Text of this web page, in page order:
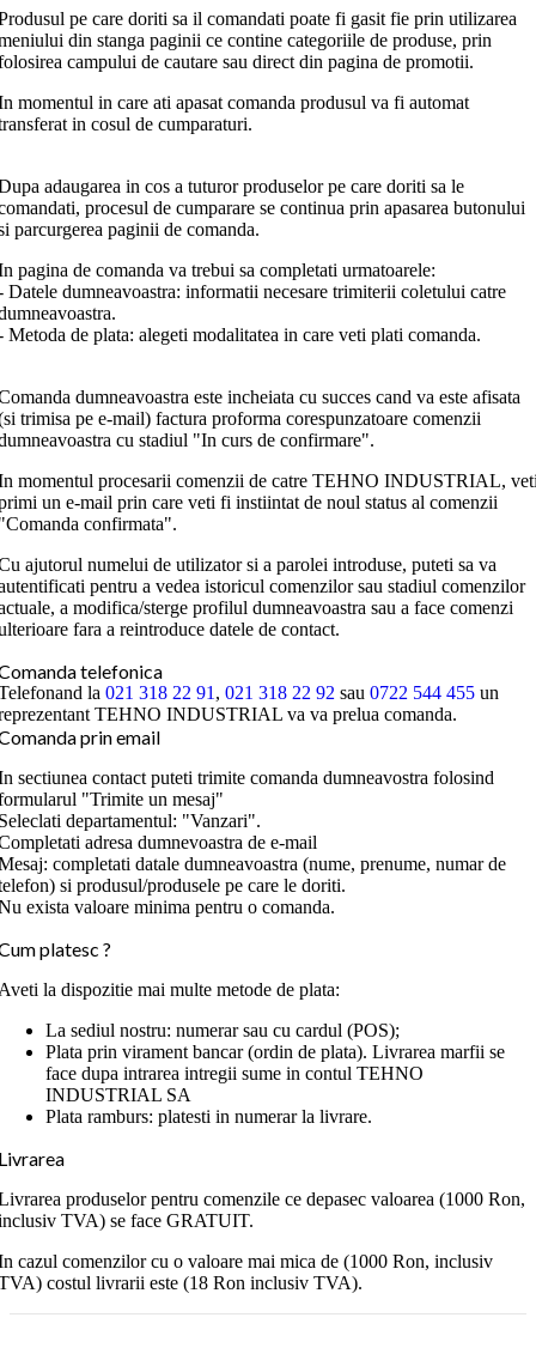
pe care doriti sa il comandati poate fi gasit fie prin utilizarea
din stanga paginii ce contine categoriile de produse, prin
campului de cautare sau direct din pagina de promotii.
momentul in care ati apasat comanda produsul va fi automat
in cosul de cumparaturi.
adaugarea in cos a tuturor produselor pe care doriti sa le
procesul de cumparare se continua prin apasarea butonului
parcurgerea paginii de comanda.
pagina de comanda va trebui sa completati urmatoarele:
Datele dumneavoastra: informatii necesare trimiterii coletului catre
Metoda de plata: alegeti modalitatea in care veti plati comanda.
dumneavoastra este incheiata cu succes cand va este afisata
trimisa pe e-mail) factura proforma corespunzatoare comenzii
cu stadiul "In curs de confirmare".
momentul procesarii comenzii de catre TEHNO INDUSTRIAL,
un e-mail prin care veti fi instiintat de noul status al comenzii
confirmata".
ajutorul numelui de utilizator si a parolei introduse, puteti sa va
pentru a vedea istoricul comenzilor sau stadiul comenzilor
a modifica/sterge profilul dumneavoastra sau a face comenzi
fara a reintroduce datele de contact.
telefonica
la 021 318 22 91 , 021 318 22 92 sau 0722 544 455 un
TEHNO INDUSTRIAL va va prelua comanda.
prin email
sectiunea contact puteti trimite comanda dumneavostra folosind
"Trimite un mesaj"
departamentul: "Vanzari".
adresa dumnevoastra de e-mail
completati datale dumneavoastra (nume, prenume, numar de
si produsul/produsele pe care le doriti.
exista valoare minima pentru o comanda.
platesc ?
la dispozitie mai multe metode de plata:
La sediul nostru: numerar sau cu cardul (POS);
Plata prin virament bancar (ordin de plata). Livrarea marfii se
face dupa intrarea intregii sume in contul TEHNO
INDUSTRIAL SA
Plata ramburs: platesti in numerar la livrare.
produselor pentru comenzile ce depasec valoarea (1000 Ron,
TVA) se face GRATUIT.
cazul comenzilor cu o valoare mai mica de (1000 Ron, inclusiv
costul livrarii este (18 Ron inclusiv TVA).